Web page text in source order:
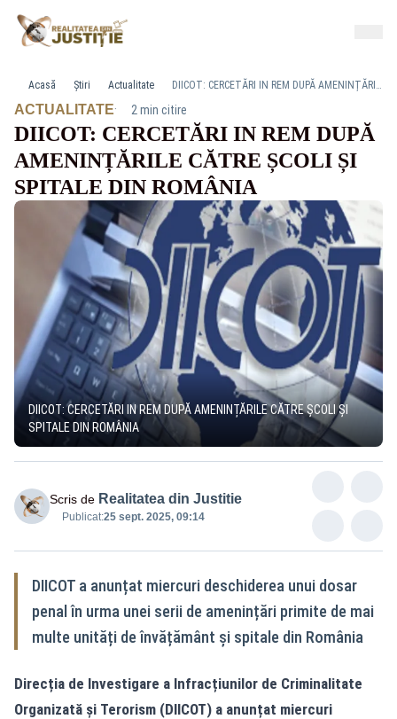
Acasă Știri Actualitate DIICOT: CERCETĂRI IN REM DUPĂ AMENINȚĂRILE CĂTRE ȘCOLI ȘI SPITALE DIN ROMÂNIA
ACTUALITATE· 2 min citire
DIICOT: CERCETĂRI IN REM DUPĂ
AMENINȚĂRILE CĂTRE ȘCOLI ȘI
SPITALE DIN ROMÂNIA
DIICOT: CERCETĂRI IN REM DUPĂ AMENINȚĂRILE CĂTRE ȘCOLI ȘI
SPITALE DIN ROMÂNIA
Scris de Realitatea din Justitie
Publicat:25 sept. 2025, 09:14
DIICOT a anunțat miercuri deschiderea unui dosar
penal în urma unei serii de amenințări primite de mai
multe unități de învățământ și spitale din România
Direcția de Investigare a Infracțiunilor de Criminalitate
Organizată și Terorism (DIICOT) a anunțat miercuri